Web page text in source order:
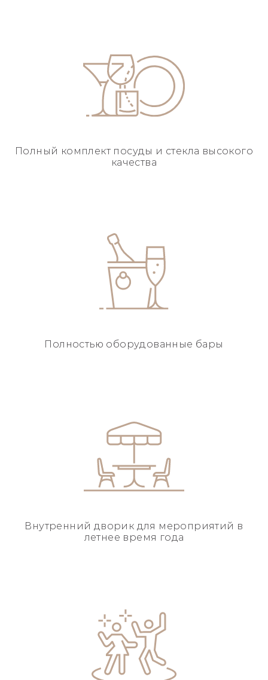
Полный комплект посуды и стекла высокого
качества
Полностью оборудованные бары
Внутренний дворик для мероприятий в
летнее время года